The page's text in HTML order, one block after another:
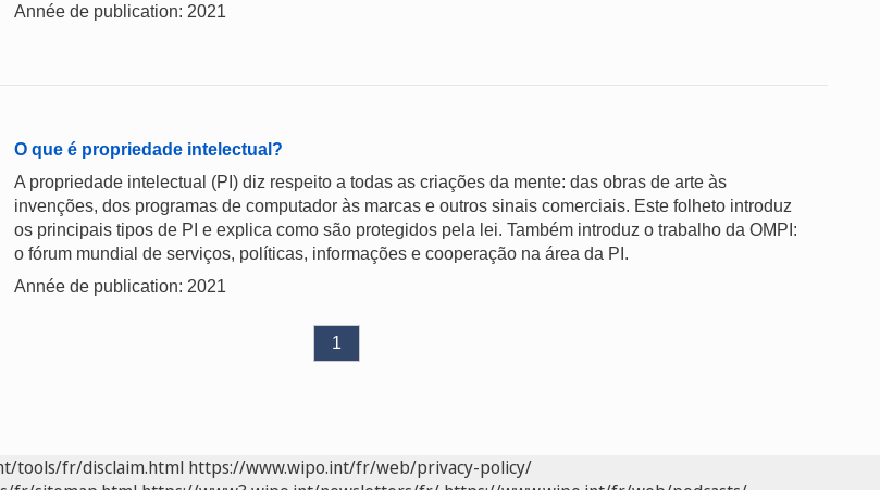
Année de publication: 2021
O que é propriedade intelectual?
A propriedade intelectual (PI) diz respeito a todas as criações da mente: das obras de arte às
invenções, dos programas de computador às marcas e outros sinais comerciais. Este folheto introduz
os principais tipos de PI e explica como são protegidos pela lei. Também introduz o trabalho da OMPI:
o fórum mundial de serviços, políticas, informações e cooperação na área da PI.
Année de publication: 2021
1
tools/fr/disclaim.html https://www.wipo.int/fr/web/privacy-policy/